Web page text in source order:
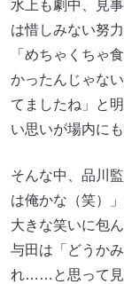
水上も劇中、見
は惜しみない努
「めちゃくちゃ
かったんじゃな
てましたね」と
い思いが場内に
そんな中、品川
は俺かな（笑）
大きな笑いに包
与田は「どうか
れ……と思って見